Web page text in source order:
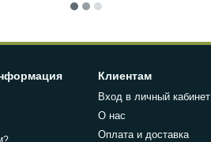
Клиентам
Вход в личный кабинет
О нас
Оплата и доставка